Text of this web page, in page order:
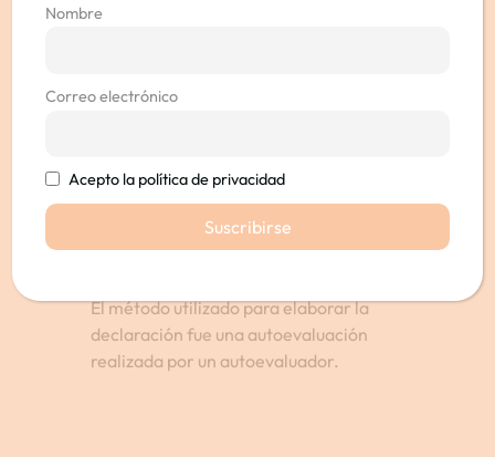
Carga desproporcionada: no
ámbito de aplicación de la legislación
Elaboración de esta declaración de
accesibilidad
El método utilizado para elaborar la
declaración fue una autoevaluación
realizada por un autoevaluador.
Nombre
Correo electrónico
Acepto la política de privacidad